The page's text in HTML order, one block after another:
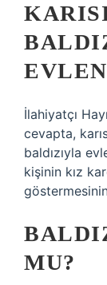
İlahiyatçı
cevapta,
baldızıyla
kişinin kız
MU?